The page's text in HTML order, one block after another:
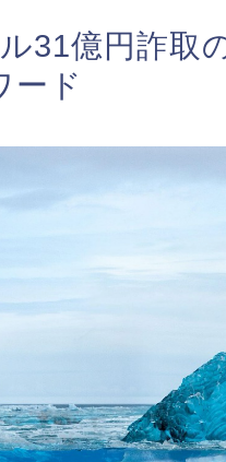
31億円詐取
ード